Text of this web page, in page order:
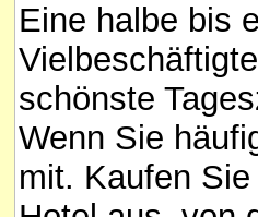
Eine halbe bis
schönste
Wenn Sie
mit. Kaufen